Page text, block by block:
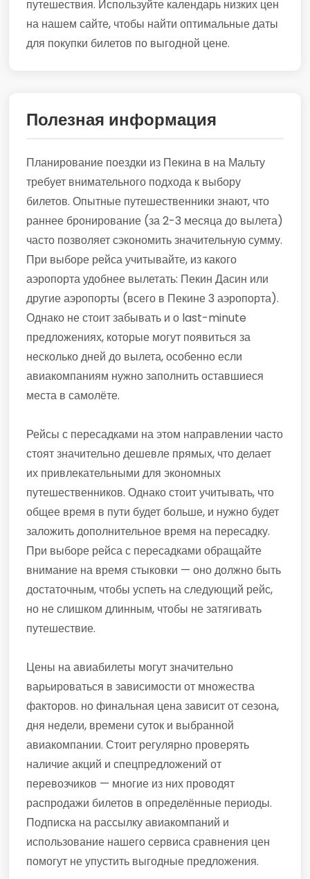
путешествия. Используйте календарь низких цен
на нашем сайте, чтобы найти оптимальные даты
для покупки билетов по выгодной цене.
Полезная информация
Планирование поездки из Пекина в на Мальту
требует внимательного подхода к выбору
билетов. Опытные путешественники знают, что
раннее бронирование (за 2-3 месяца до вылета)
часто позволяет сэкономить значительную сумму.
При выборе рейса учитывайте, из какого
аэропорта удобнее вылетать: Пекин Дасин или
другие аэропорты (всего в Пекине 3 аэропорта).
Однако не стоит забывать и о last-minute
предложениях, которые могут появиться за
несколько дней до вылета, особенно если
авиакомпаниям нужно заполнить оставшиеся
места в самолёте.
Рейсы с пересадками на этом направлении часто
стоят значительно дешевле прямых, что делает
их привлекательными для экономных
путешественников. Однако стоит учитывать, что
общее время в пути будет больше, и нужно будет
заложить дополнительное время на пересадку.
При выборе рейса с пересадками обращайте
внимание на время стыковки — оно должно быть
достаточным, чтобы успеть на следующий рейс,
но не слишком длинным, чтобы не затягивать
путешествие.
Цены на авиабилеты могут значительно
варьироваться в зависимости от множества
факторов. но финальная цена зависит от сезона,
дня недели, времени суток и выбранной
авиакомпании. Стоит регулярно проверять
наличие акций и спецпредложений от
перевозчиков — многие из них проводят
распродажи билетов в определённые периоды.
Подписка на рассылку авиакомпаний и
использование нашего сервиса сравнения цен
помогут не упустить выгодные предложения.